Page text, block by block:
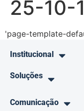
25-10-
'page-template-
Institucional
Soluções
Comunicação